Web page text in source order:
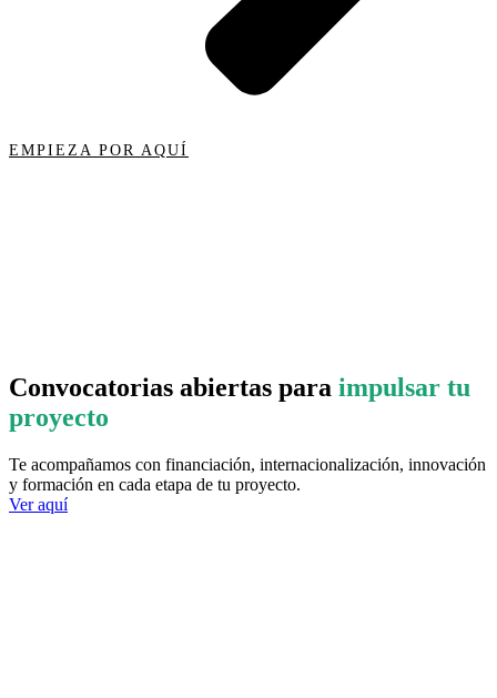
EMPIEZA POR AQUÍ
Convocatorias abiertas para impulsar tu
proyecto
Te acompañamos con financiación, internacionalización, innovación
y formación en cada etapa de tu proyecto.
Ver aquí